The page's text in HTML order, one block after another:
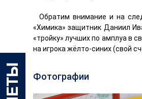
Обратим внимание и на
«Химика» защитник Даниил
«тройку» лучших по амплуа в
на игрока жёлто-синих (свой
Фотографии